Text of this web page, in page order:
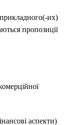
их)
пропозиції
аспекти)